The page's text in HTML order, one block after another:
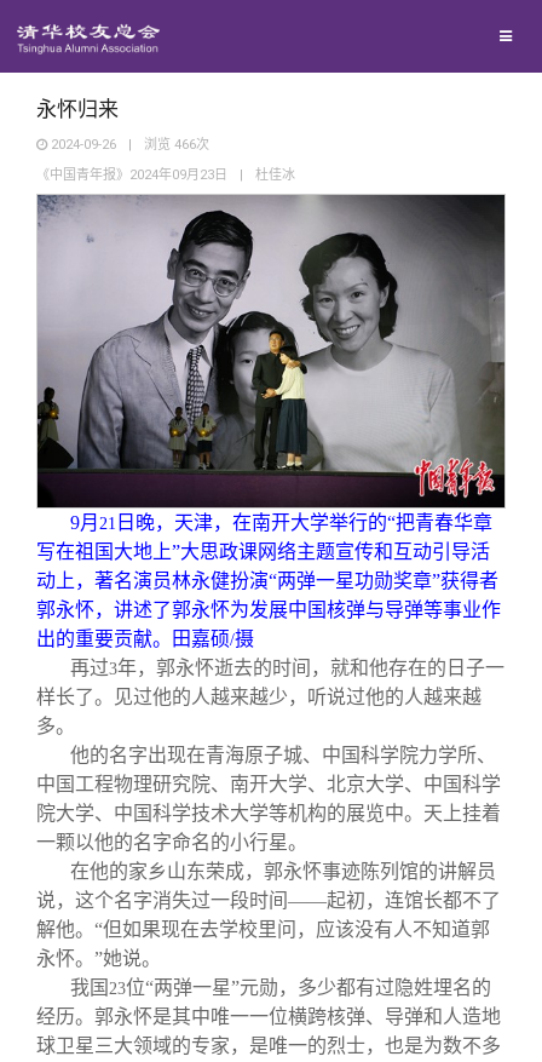
回馈母校
捐赠项目
捐赠新闻
捐赠纪事
捐赠方法
义工计划
媒体平台
《清华校友通讯》
《水木清华》
我要订阅
新媒体平台
百年清华
清华人物
清华故事
青春风采
校友文苑
校友讲坛
校友视界
校友服务
终身学习
信息化服务
三创大赛
实用信息
校友总会
总会简介
会长致辞
总会章程
理事会名单
制度法规
联系我们
关闭
永怀归来
2024-09-26 | 浏览 466次
《中国青年报》2024年09月23日
| 杜佳冰
9月 21 日晚，天津，在南开大学举行的“把青春华章
写在祖国大地上”大思政课网络主题宣传和互动引导活
动上，著名演员林永健扮演“两弹一星功勋奖章”获得者
郭永怀，讲述了郭永怀为发展中国核弹与导弹等事业作
出的重要贡献。田嘉硕/摄
再过3年，郭永怀逝去的时间，就和他存在的日子一
样长了。见过他的人越来越少，听说过他的人越来越
多。
他的名字出现在青海原子城、中国科学院力学所、
中国工程物理研究院、南开大学、北京大学、中国科学
院大学、中国科学技术大学等机构的展览中。天上挂着
一颗以他的名字命名的小行星。
在他的家乡山东荣成，郭永怀事迹陈列馆的讲解员
说，这个名字消失过一段时间——起初，连馆长都不了
解他。“但如果现在去学校里问，应该没有人不知道郭
永怀。”她说。
我国 23位“两弹一星”元勋，多少都有过隐姓埋名的
经历。郭永怀是其中唯一一位横跨核弹、导弹和人造地
球卫星三大领域的专家，是唯一的烈士，也是为数不多